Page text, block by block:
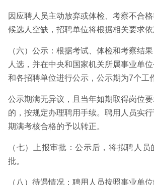
因应聘人员主动放弃或体检、考察不合
候选人空缺，招聘单位将根据相关要求依
（六）公示：根据考试、体检和考察结
人选，并在中央和国家机关所属事业单
和各招聘单位进行公示，公示期为7个工
公示期满无异议，且当年如期取得岗位
的，按规定办理聘用手续。聘用人员实
期满考核合格的予以转正。
（七）上报审批：公示后，将拟聘人
批。
（八）待遇情况：聘用人员按照事业单